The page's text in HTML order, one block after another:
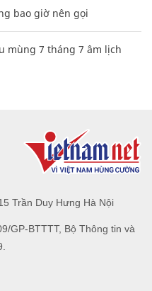
bao giờ nên gọi
mùng 7 tháng 7 âm lịch
Trần Duy Hưng Hà Nội
GP-BTTTT, Bộ Thông tin và